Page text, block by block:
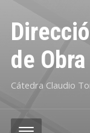
de Obra
Cátedra Claudio